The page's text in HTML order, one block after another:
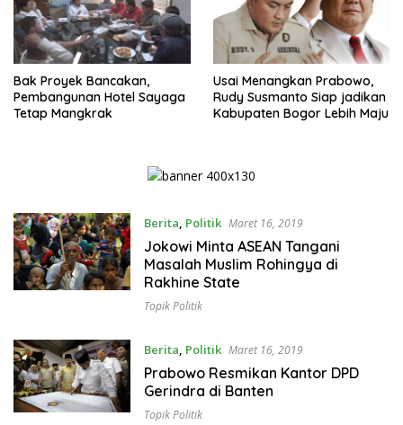
Bak Proyek Bancakan,
Pembangunan Hotel Sayaga
Tetap Mangkrak
Usai Menangkan Prabowo,
Rudy Susmanto Siap jadikan
Kabupaten Bogor Lebih Maju
Berita, Politik Maret 16, 2019
Jokowi Minta ASEAN Tangani
Masalah Muslim Rohingya di
Rakhine State
Topik Politik
Berita, Politik Maret 16, 2019
Prabowo Resmikan Kantor DPD
Gerindra di Banten
Topik Politik